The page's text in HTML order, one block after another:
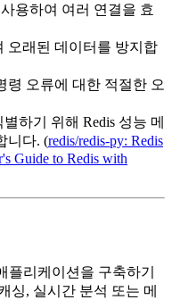
용하여 여러 연결을 효
오래된 데이터를 방지합
령 오류에 대한 적절한 오
하기 위해 Redis 성능 메
니다. (redis/redis-py: Redis
Guide to Redis with
플리케이션을 구축하기
싱, 실시간 분석 또는 메